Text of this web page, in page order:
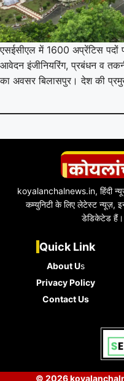
एसईसीएल में 1600 अप्रेंटिस पदों
आवेदन इंजीनियरिंग, प्रबंधन व
का अवसर बिलासपुर। देश की
koyalanchalnews.in, हिंदी
कम्युनिटी के लिए लेटेस्ट न्यूज़,
डेडिकेटेड
Quick Link
About Us
Privacy Policy
Contact Us
© 2026